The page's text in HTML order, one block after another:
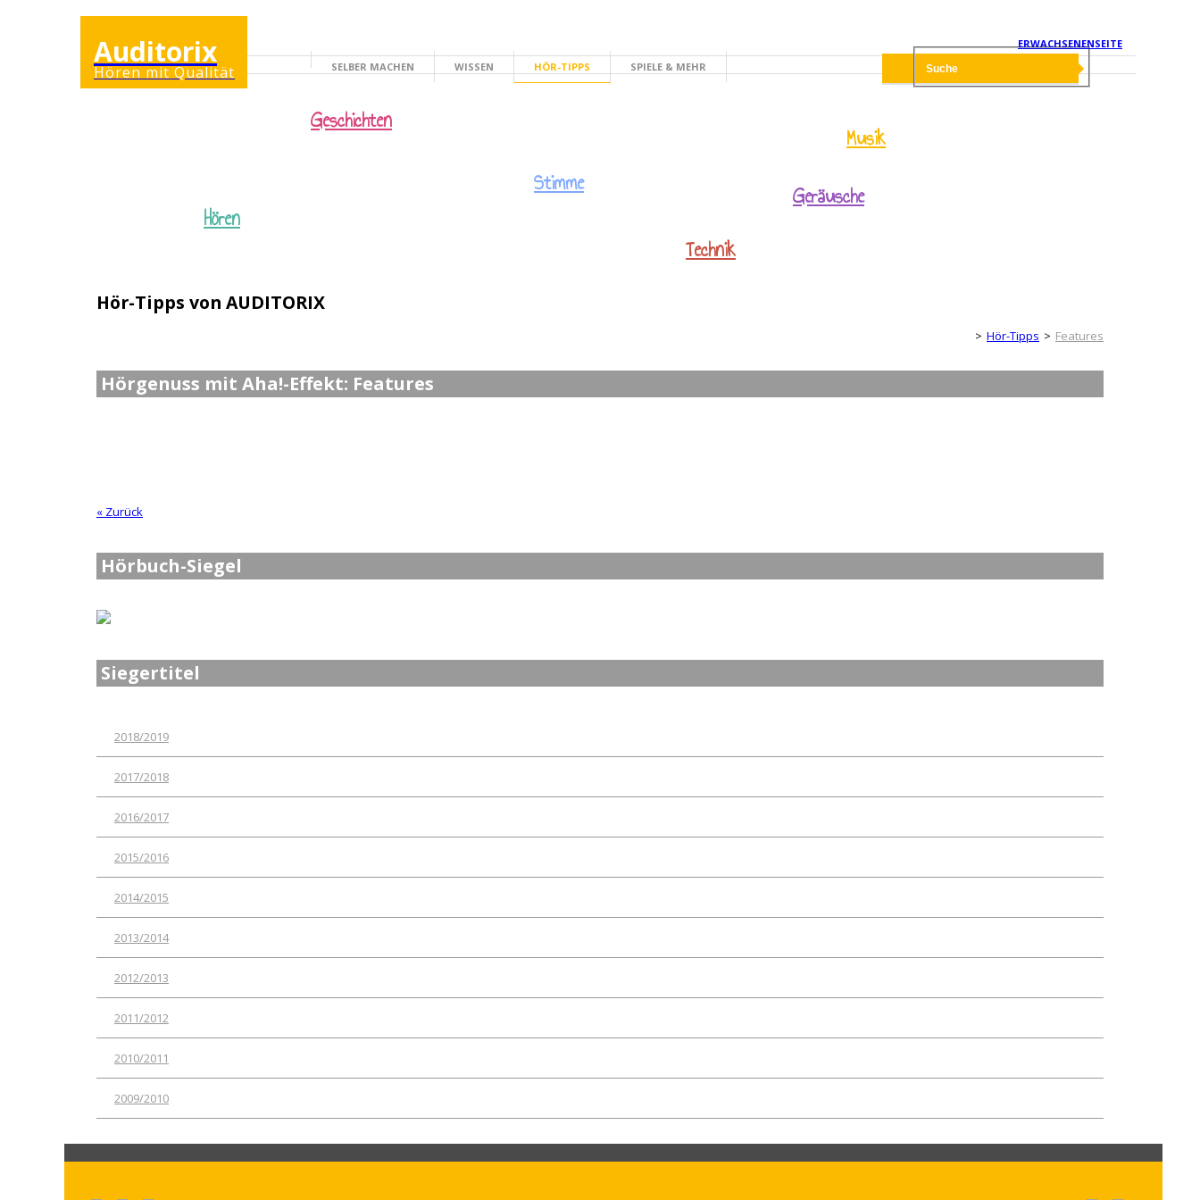
ERWACHSENENSEITE
Auditorix
Hören mit Qualität KINDERSEITE
SELBER MACHEN WISSEN HÖR-TIPPS SPIELE & MEHR
Hören
Geschichten
Stimme
Technik
Musik
Geräusche
Hör-Tipps von AUDITORIX
KinderseiteHör-Tipps Features
Hörgenuss mit Aha!-Effekt: Features
« Zurück
Hörbuch-Siegel
Siegertitel
2018/2019
2017/2018
2016/2017
2015/2016
2014/2015
2013/2014
2012/2013
2011/2012
2010/2011
2009/2010